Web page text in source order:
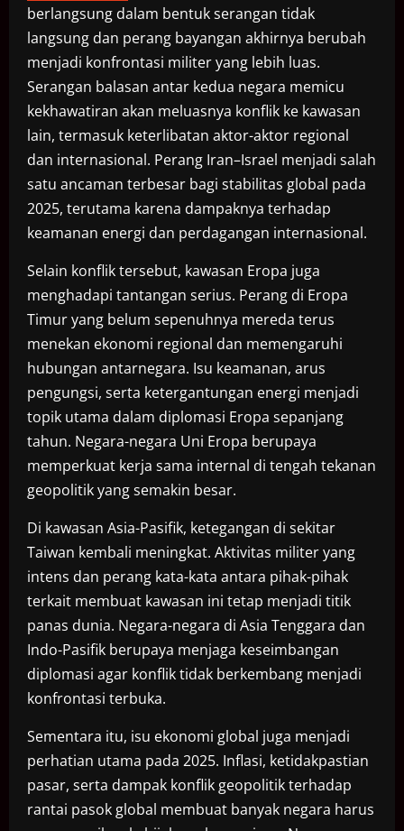
berlangsung dalam bentuk serangan tidak
langsung dan perang bayangan akhirnya berubah
menjadi konfrontasi militer yang lebih luas.
Serangan balasan antar kedua negara memicu
kekhawatiran akan meluasnya konflik ke kawasan
lain, termasuk keterlibatan aktor-aktor regional
dan internasional. Perang Iran–Israel menjadi salah
satu ancaman terbesar bagi stabilitas global pada
2025, terutama karena dampaknya terhadap
keamanan energi dan perdagangan internasional.
Selain konflik tersebut, kawasan Eropa juga
menghadapi tantangan serius. Perang di Eropa
Timur yang belum sepenuhnya mereda terus
menekan ekonomi regional dan memengaruhi
hubungan antarnegara. Isu keamanan, arus
pengungsi, serta ketergantungan energi menjadi
topik utama dalam diplomasi Eropa sepanjang
tahun. Negara-negara Uni Eropa berupaya
memperkuat kerja sama internal di tengah tekanan
geopolitik yang semakin besar.
Di kawasan Asia-Pasifik, ketegangan di sekitar
Taiwan kembali meningkat. Aktivitas militer yang
intens dan perang kata-kata antara pihak-pihak
terkait membuat kawasan ini tetap menjadi titik
panas dunia. Negara-negara di Asia Tenggara dan
Indo-Pasifik berupaya menjaga keseimbangan
diplomasi agar konflik tidak berkembang menjadi
konfrontasi terbuka.
Sementara itu, isu ekonomi global juga menjadi
perhatian utama pada 2025. Inflasi, ketidakpastian
pasar, serta dampak konflik geopolitik terhadap
rantai pasok global membuat banyak negara harus